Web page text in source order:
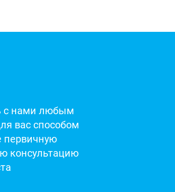
с нами любым
вас способом
первичную
консультацию